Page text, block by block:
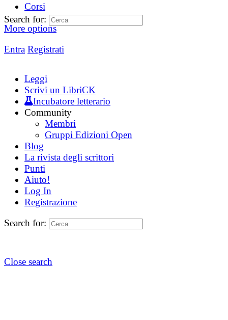
Corsi
More options
Entra Registrati
Search for:
Leggi
Scrivi un LibriCK
Incubatore letterario
Community
Membri
Gruppi Edizioni Open
Blog
La rivista degli scrittori
Punti
Aiuto!
Log In
Registrazione
Search for:
Close search